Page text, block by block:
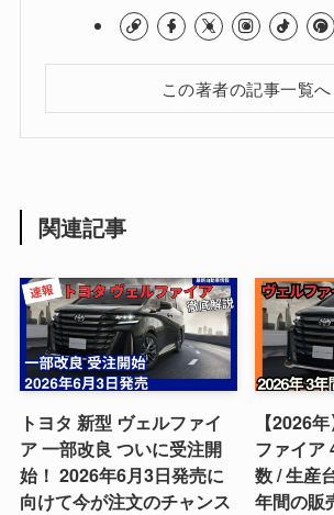
この著者の記事一覧へ
関連記事
トヨタ 新型 ヴェルファイ
ア 一部改良 ついに受注開
始！ 2026年6月3日発売に
向けて今が注文のチャンス
【2026
ファイア
数 / 生産
年間の販